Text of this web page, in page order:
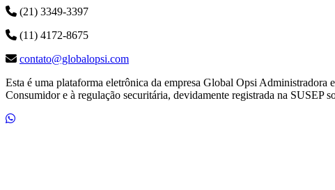
(21) 3349-3397
(11) 4172-8675
contato@globalopsi.com
Esta é uma plataforma eletrônica da empresa Global Opsi
Consumidor e à regulação securitária, devidamente registrada na